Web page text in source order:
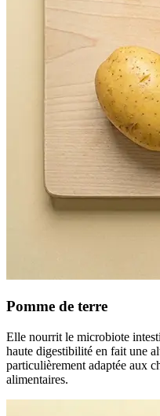
Pomme de terre
Elle nourrit le microbiote
haute digestibilité en fait une
particulièrement adaptée aux
alimentaires.